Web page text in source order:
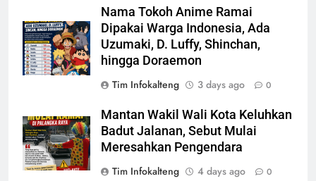
Nama Tokoh Anime Ramai
Dipakai Warga Indonesia, Ada
Uzumaki, D. Luffy, Shinchan,
hingga Doraemon
Tim Infokalteng
3 days ago 0
Mantan Wakil Wali Kota Keluhkan
Badut Jalanan, Sebut Mulai
Meresahkan Pengendara
Tim Infokalteng
4 days ago 0